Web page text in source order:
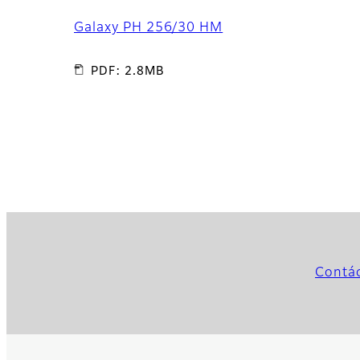
Galaxy PH 256/30 HM
PDF: 2.8MB